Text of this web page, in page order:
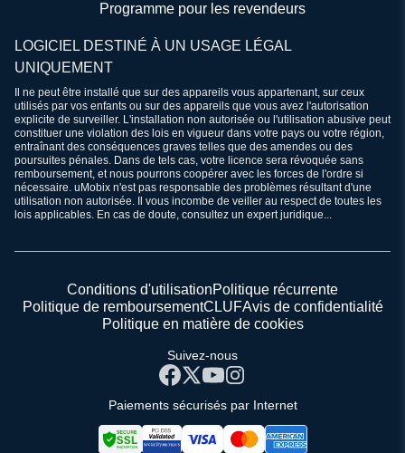
Programme pour les revendeurs
LOGICIEL DESTINÉ À UN USAGE LÉGAL
UNIQUEMENT
Il ne peut être installé que sur des appareils vous appartenant, sur ceux
utilisés par vos enfants ou sur des appareils que vous avez l'autorisation
explicite de surveiller. L'installation non autorisée ou l'utilisation abusive peut
constituer une violation des lois en vigueur dans votre pays ou votre région,
entraînant des conséquences graves telles que des amendes ou des
poursuites pénales. Dans de tels cas, votre licence sera révoquée sans
remboursement, et nous pourrons coopérer avec les forces de l'ordre si
nécessaire. uMobix n'est pas responsable des problèmes résultant d'une
utilisation non autorisée. Il vous incombe de veiller au respect de toutes les
lois applicables. En cas de doute, consultez un expert juridique...
Conditions d'utilisationPolitique récurrente
Politique de remboursementCLUFAvis de confidentialité
Politique en matière de cookies
Suivez-nous
Paiements sécurisés par Internet